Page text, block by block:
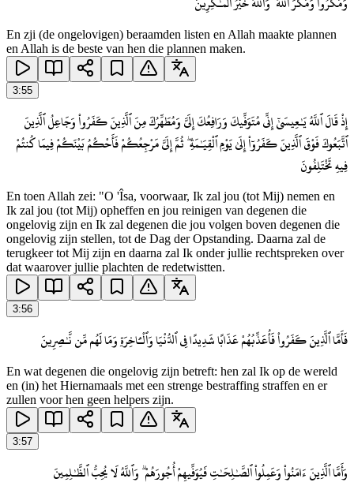
En zji (de ongelovigen) beraamden listen en Allah maakte plannen
en Allah is de beste van hen die plannen maken.
3:55
إِذْ قَالَ ٱللَّهُ يَـٰعِيسَىٰٓ إِنِّى مُتَوَفِّيكَ وَرَافِعُكَ إِلَىَّ وَمُطَهِّرُكَ مِنَ ٱلَّذِينَ كَفَرُوا۟ وَجَاعِلُ ٱلَّذِينَ
ٱتَّبَعُوكَ فَوْقَ ٱلَّذِينَ كَفَرُوٓا۟ إِلَىٰ يَوْمِ ٱلْقِيَـٰمَةِ ۖ ثُمَّ إِلَىَّ مَرْجِعُكُمْ فَأَحْكُمُ بَيْنَكُمْ فِيمَا كُنتُمْ
فِيهِ تَخْتَلِفُونَ
En toen Allah zei: "O 'Îsa, voorwaar, Ik zal jou (tot Mij) nemen en
Ik zal jou (tot Mij) opheffen en jou reinigen van degenen die
ongelovig zijn en Ik zal degenen die jou volgen boven degenen die
ongelovig zijn stellen, tot de Dag der Opstanding. Daarna zal de
terugkeer tot Mij zijn en daarna zal Ik onder jullie rechtspreken over
dat waarover jullie plachten de redetwistten.
3:56
فَأَمَّا ٱلَّذِينَ كَفَرُوا۟ فَأُعَذِّبُهُمْ عَذَابًا شَدِيدًا فِى ٱلدُّنْيَا وَٱلْـَٔاخِرَةِ وَمَا لَهُم مِّن نَّـٰصِرِينَ
En wat degenen die ongelovig zijn betreft: hen zal Ik op de wereld
en (in) het Hiernamaals met een strenge bestraffing straffen en er
zullen voor hen geen helpers zijn.
3:57
وَأَمَّا ٱلَّذِينَ ءَامَنُوا۟ وَعَمِلُوا۟ ٱلصَّـٰلِحَـٰتِ فَيُوَفِّيهِمْ أُجُورَهُمْ ۗ وَٱللَّهُ لَا يُحِبُّ ٱلظَّـٰلِمِينَ